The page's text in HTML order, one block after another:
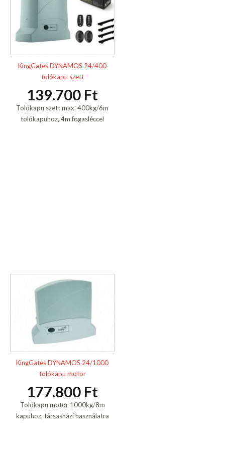
KingGates DYNAMOS 24/400
tolókapu szett
139.700 Ft
Tolókapu szett max. 400kg/6m
tolókapuhoz, 4m fogasléccel
KingGates DYNAMOS 24/1000
tolókapu motor
177.800 Ft
Tolókapu motor 1000kg/8m
kapuhoz, társasházi használatra